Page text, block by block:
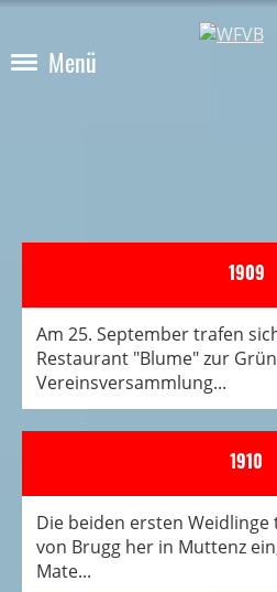
Menü
1909
Am 25. September trafen
Restaurant "Blume" zur
Vereinsversammlung...
1910
Die beiden ersten Weidlinge
von Brugg her in Muttenz
Mate...